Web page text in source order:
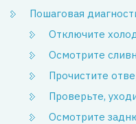
Пошаговая
Отключите
Осмотрите
Прочистите
Проверьте,
Осмотрите